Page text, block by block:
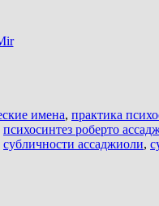
имена, практика
психосинтез роберто
субличности ассаджиоли,